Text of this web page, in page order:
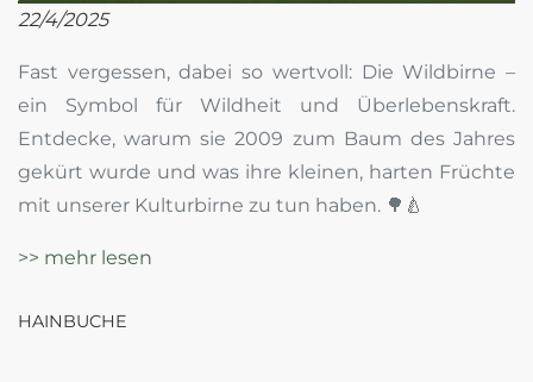
22/4/2025
Fast vergessen, dabei so wertvoll: Die Wildbirne –
ein Symbol für Wildheit und Überlebenskraft.
Entdecke, warum sie 2009 zum Baum des Jahres
gekürt wurde und was ihre kleinen, harten Früchte
mit unserer Kulturbirne zu tun haben. 🌳🍐
>> mehr lesen
HAINBUCHE